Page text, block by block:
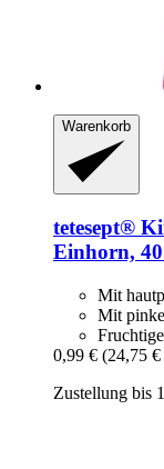
Warenkorb
tetesept®
Einhorn,
Mit
Mit
0,99 € (24,75
Zustellung bis